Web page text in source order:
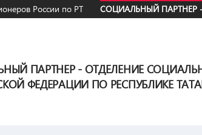
России по РТ СОЦИАЛЬНЫЙ ПАРТНЕР
ПАРТНЕР - ОТДЕЛЕНИЕ
ФЕДЕРАЦИИ ПО РЕСПУБЛИКЕ